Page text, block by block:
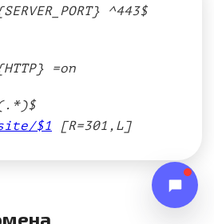
^443$
=on
$1 [R=301,L]